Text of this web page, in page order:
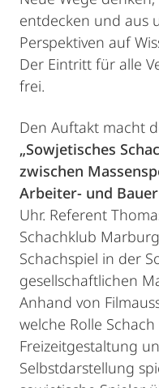
entdecken und aus
Perspektiven auf
Der Eintritt für alle
frei.
Den Auftakt macht
„Sowjetisches
zwischen
Arbeiter- und
Uhr. Referent
Schachklub
Schachspiel in der
gesellschaftlichen
Anhand von
welche Rolle
Freizeitgestaltung
Selbstdarstellung